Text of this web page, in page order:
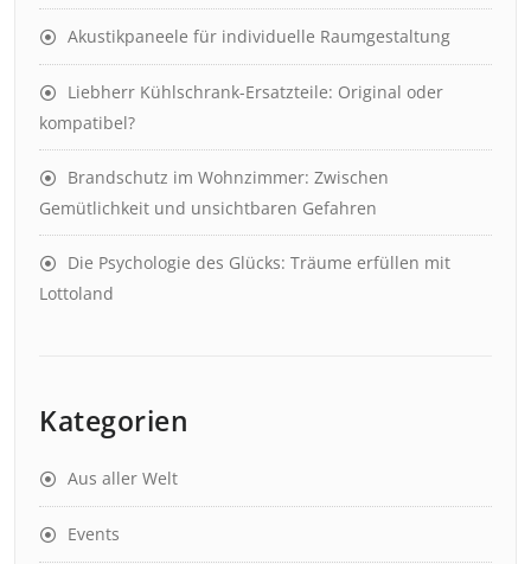
Akustikpaneele für individuelle Raumgestaltung
Liebherr Kühlschrank-Ersatzteile: Original oder
kompatibel?
Brandschutz im Wohnzimmer: Zwischen
Gemütlichkeit und unsichtbaren Gefahren
Die Psychologie des Glücks: Träume erfüllen mit
Lottoland
Kategorien
Aus aller Welt
Events